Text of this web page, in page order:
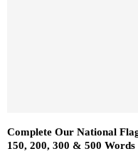
Complete Our National
150, 200, 300 & 500 Words